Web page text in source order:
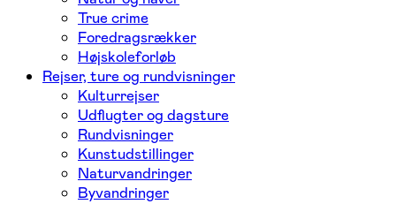
True crime
Foredragsrækker
Højskoleforløb
Rejser, ture og rundvisninger
Kulturrejser
Udflugter og dagsture
Rundvisninger
Kunstudstillinger
Naturvandringer
Byvandringer